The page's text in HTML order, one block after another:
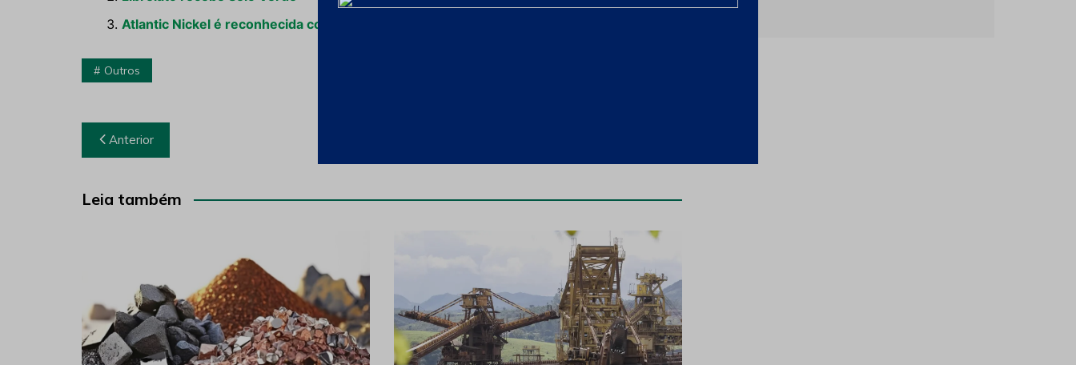
Atlantic Nickel é reconhecida com Selo Ouro
Outros
Navegação
de
Post
Anterior
Leia também